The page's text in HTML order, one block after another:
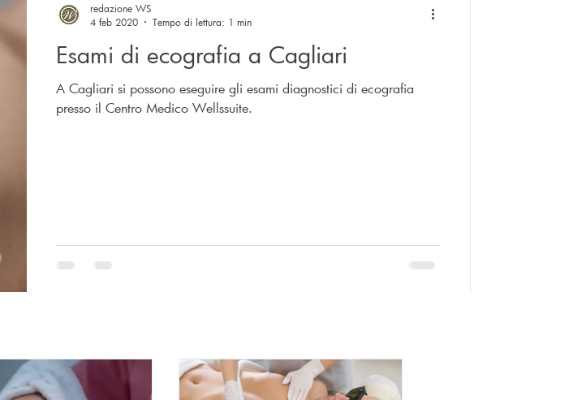
Esami di ecografia a Cagliari
A Cagliari si possono eseguire gli esami diagnostici di ecografia
presso il Centro Medico Wellssuite.
redazione WS
4 feb 2020
Tempo di lettura: 1 min